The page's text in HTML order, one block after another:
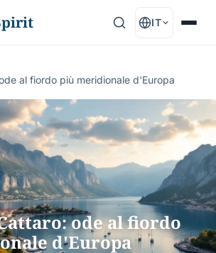
IT
al fiordo più meridionale d'Europa
ode al fiordo
d'Europa